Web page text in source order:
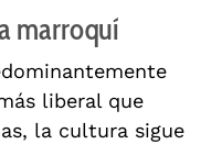
marroquí
liberal que
la cultura sigue